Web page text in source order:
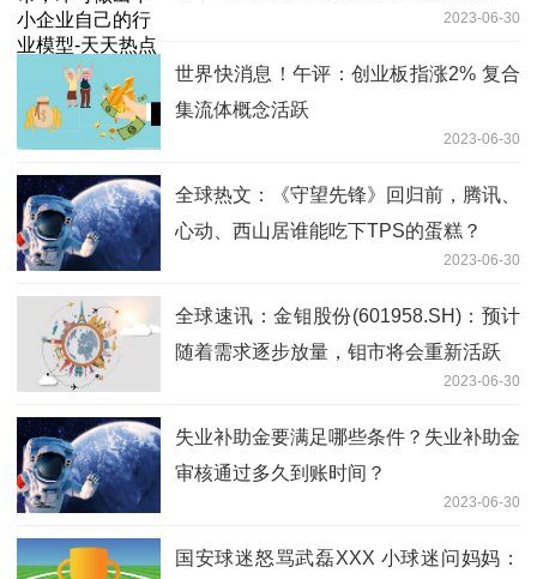
2023-06-30
世界快消息！午评：创业板指涨2% 复合
集流体概念活跃
2023-06-30
全球热文：《守望先锋》回归前，腾讯、
心动、西山居谁能吃下TPS的蛋糕？
2023-06-30
全球速讯：金钼股份(601958.SH)：预计
随着需求逐步放量，钼市将会重新活跃
2023-06-30
失业补助金要满足哪些条件？失业补助金
审核通过多久到账时间？
2023-06-30
国安球迷怒骂武磊XXX 小球迷问妈妈：